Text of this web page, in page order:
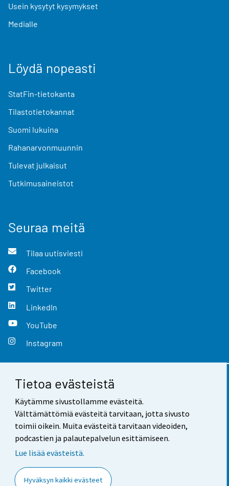
Tietoa evästeistä
Käytämme sivustollamme evästeitä.
Välttämättömiä evästeitä tarvitaan, jotta sivusto
toimii oikein. Muita evästeitä tarvitaan videoiden,
podcastien ja palautepalvelun esittämiseen.
Lue lisää evästeistä.
Hyväksyn kaikki evästeet
Usein kysytyt kysymykset
Medialle
Löydä nopeasti
StatFin-tietokanta
Tilastotietokannat
Suomi lukuina
Rahanarvonmuunnin
Tulevat julkaisut
Tutkimusaineistot
Seuraa meitä
Tilaa uutisviesti
Facebook
Twitter
LinkedIn
YouTube
Instagram
Yhteystiedot
Palaute
Käyttöehdot
Saavutettavuus